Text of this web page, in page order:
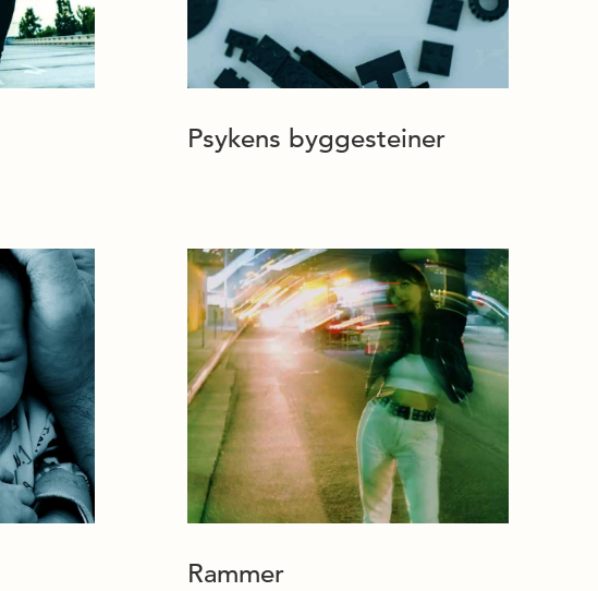
Psykens byggesteiner
Rammer